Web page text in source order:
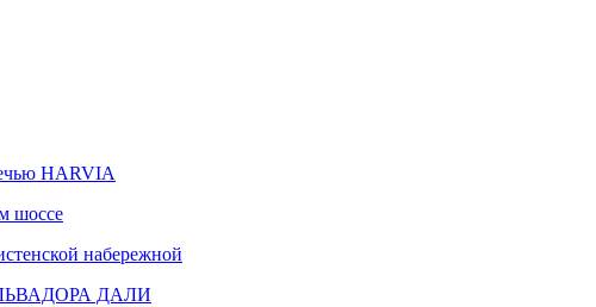
HARVIA
шоссе
набережной
ДАЛИ